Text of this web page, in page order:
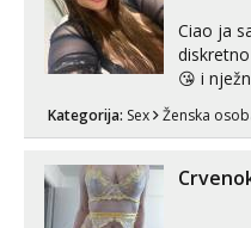
Ciao ja
😘 i
Pusenje
tijelu Iskljucivo neradim analni !!! I
Kategorija: Sex Ženska